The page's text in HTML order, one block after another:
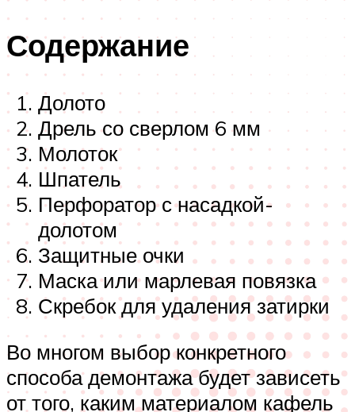
Содержание
Долото
Дрель со сверлом 6 мм
Молоток
Шпатель
Перфоратор с насадкой-
долотом
Защитные очки
Маска или марлевая повязка
Скребок для удаления затирки
Во многом выбор конкретного
способа демонтажа будет зависеть
от того, каким материалом кафель